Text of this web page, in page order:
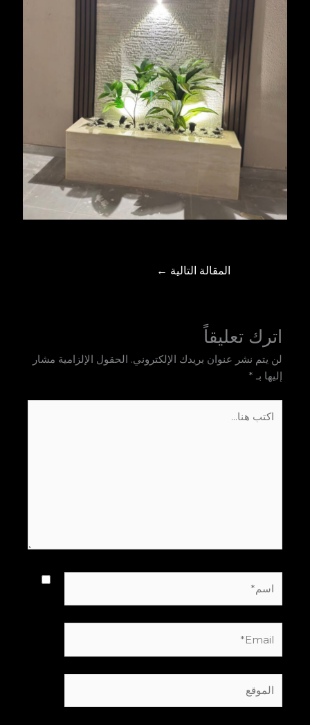
المقالة التالية ←
اترك تعليقاً
لن يتم نشر عنوان بريدك الإلكتروني. الحقول الإلزامية مشار
إليها بـ *
هنا...